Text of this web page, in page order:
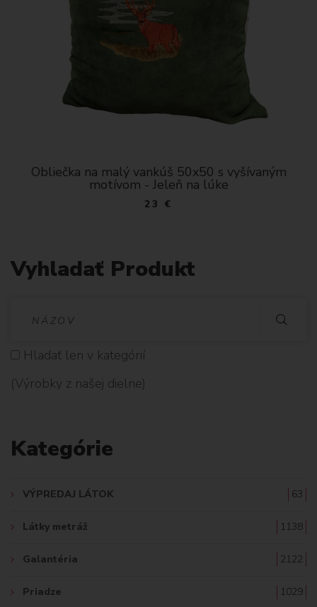
Obliečka na malý vankúš 50x50 s vyšívaným
motívom - Jeleň na lúke
23 €
Vyhladať Produkt
D
Hladať len v kategórií
(Výrobky z našej dielne)
Kategórie
VÝPREDAJ LÁTOK 63
Látky metráž 1138
Galantéria 2122
Priadze 1029